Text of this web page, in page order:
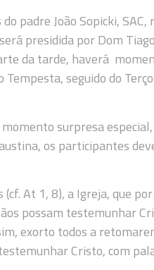
padre João Sopicki, SAC,
presidida por Dom Tiago
da tarde, haverá
seguido do
surpresa especial,
os participantes
At 1, 8), a Igreja, que
possam testemunhar
exorto todos a
Cristo, com